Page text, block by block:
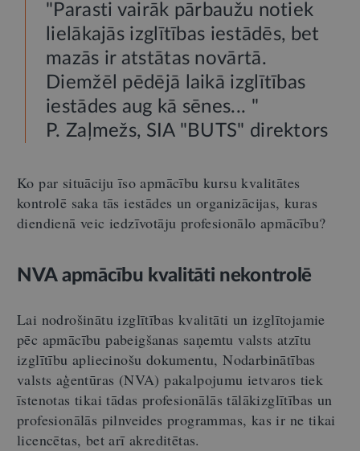
"Parasti vairāk pārbaužu notiek
lielākajās izglītības iestādēs, bet
mazās ir atstātas novārtā.
Diemžēl pēdējā laikā izglītības
iestādes aug kā sēnes... "
P. Zaļmežs, SIA "BUTS" direktors
Ko par situāciju īso apmācību kursu kvalitātes
kontrolē saka tās iestādes un organizācijas, kuras
diendienā veic iedzīvotāju profesionālo apmācību?
NVA apmācību kvalitāti nekontrolē
Lai nodrošinātu izglītības kvalitāti un izglītojamie
pēc apmācību pabeigšanas saņemtu valsts atzītu
izglītību apliecinošu dokumentu, Nodarbinātības
valsts aģentūras (NVA) pakalpojumu ietvaros tiek
īstenotas tikai tādas profesionālās tālākizglītības un
profesionālās pilnveides programmas, kas ir ne tikai
licencētas, bet arī akreditētas.